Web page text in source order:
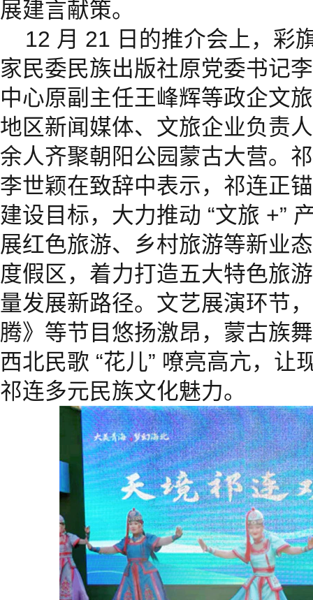
展建言献策。
12 月 21 日的推介会上，彩
家民委民族出版社原党委书记
中心原副主任王峰辉等政企文
地区新闻媒体、文旅企业负责
余人齐聚朝阳公园蒙古大营。
李世颖在致辞中表示，祁连正
建设目标，大力推动 “文旅 +”
展红色旅游、乡村旅游等新业
度假区，着力打造五大特色旅
量发展新路径。文艺展演环节
腾》等节目悠扬激昂，蒙古族
西北民歌 “花儿” 嘹亮高亢，让
祁连多元民族文化魅力。